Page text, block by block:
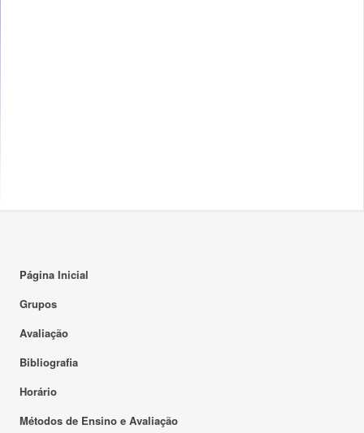
Página Inicial
Grupos
Avaliação
Bibliografia
Horário
Métodos de Ensino e Avaliação